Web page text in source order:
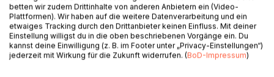
betten wir zudem Drittinhalte von anderen Anbietern ein (Video-
Plattformen). Wir haben auf die weitere Datenverarbeitung und ein
etwaiges Tracking durch den Drittanbieter keinen Einfluss. Mit deiner
Einstellung willigst du in die oben beschriebenen Vorgänge ein. Du
kannst deine Einwilligung (z. B. im Footer unter „Privacy-Einstellungen“)
jederzeit mit Wirkung für die Zukunft widerrufen. (BoD-Impressum)